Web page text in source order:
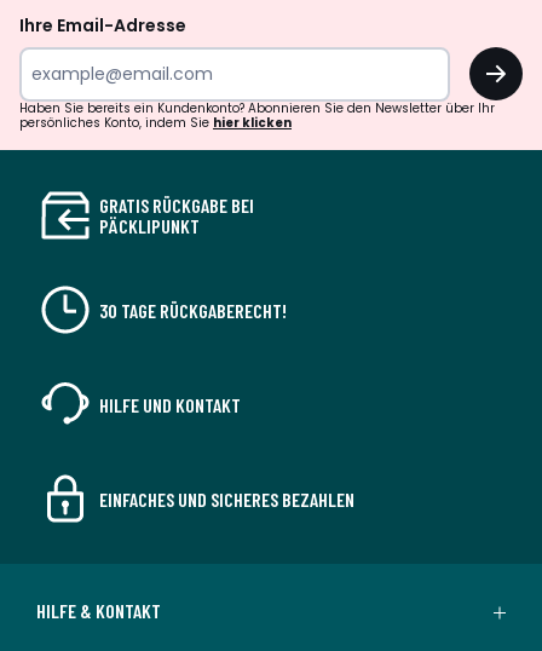
Ihre Email-Adresse
OK
Haben Sie bereits ein Kundenkonto? Abonnieren Sie den Newsletter über Ihr
persönliches Konto, indem Sie hier klicken
GRATIS RÜCKGABE BEI
PÄCKLIPUNKT
30 TAGE RÜCKGABERECHT!
HILFE UND KONTAKT
EINFACHES UND SICHERES BEZAHLEN
HILFE & KONTAKT